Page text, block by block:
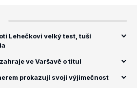
Lehečkovi velký test, tuší
ve Varšavě o titul
prokazují svoji výjimečnost